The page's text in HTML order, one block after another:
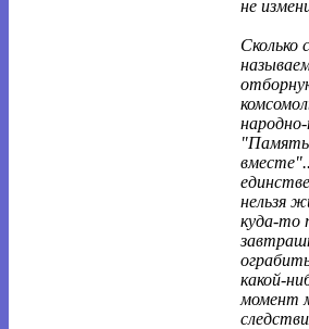
не
Сколько
нельзя
куда-то
какой-
момент